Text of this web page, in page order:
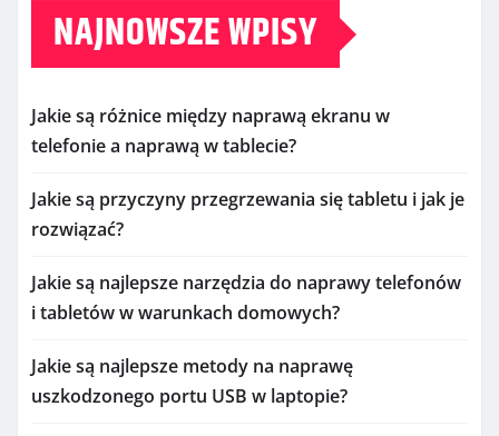
NAJNOWSZE WPISY
Jakie są różnice między naprawą ekranu w
telefonie a naprawą w tablecie?
Jakie są przyczyny przegrzewania się tabletu i jak je
rozwiązać?
Jakie są najlepsze narzędzia do naprawy telefonów
i tabletów w warunkach domowych?
Jakie są najlepsze metody na naprawę
uszkodzonego portu USB w laptopie?